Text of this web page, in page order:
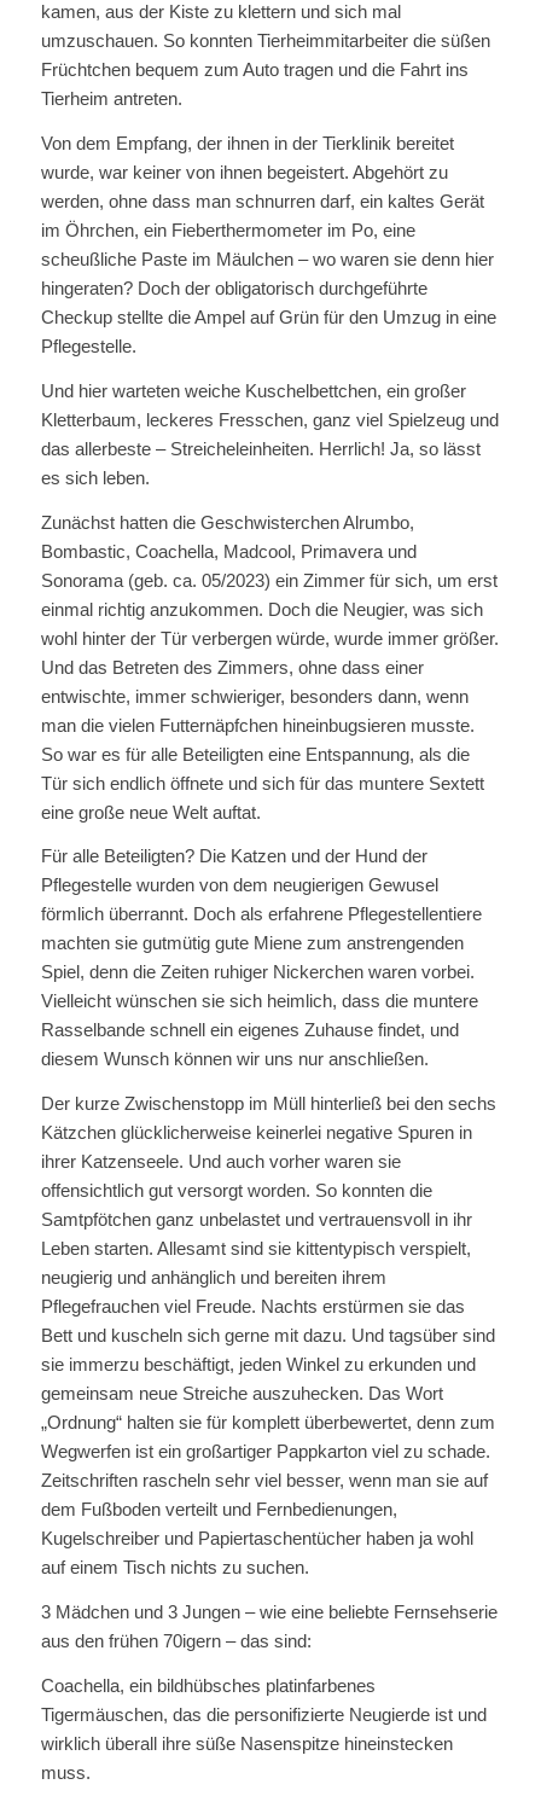
kamen, aus der Kiste zu klettern und sich mal
umzuschauen. So konnten Tierheimmitarbeiter die süßen
Früchtchen bequem zum Auto tragen und die Fahrt ins
Tierheim antreten.
Von dem Empfang, der ihnen in der Tierklinik bereitet
wurde, war keiner von ihnen begeistert. Abgehört zu
werden, ohne dass man schnurren darf, ein kaltes Gerät
im Öhrchen, ein Fieberthermometer im Po, eine
scheußliche Paste im Mäulchen – wo waren sie denn hier
hingeraten? Doch der obligatorisch durchgeführte
Checkup stellte die Ampel auf Grün für den Umzug in eine
Pflegestelle.
Und hier warteten weiche Kuschelbettchen, ein großer
Kletterbaum, leckeres Fresschen, ganz viel Spielzeug und
das allerbeste – Streicheleinheiten. Herrlich! Ja, so lässt
es sich leben.
Zunächst hatten die Geschwisterchen Alrumbo,
Bombastic, Coachella, Madcool, Primavera und
Sonorama (geb. ca. 05/2023) ein Zimmer für sich, um erst
einmal richtig anzukommen. Doch die Neugier, was sich
wohl hinter der Tür verbergen würde, wurde immer größer.
Und das Betreten des Zimmers, ohne dass einer
entwischte, immer schwieriger, besonders dann, wenn
man die vielen Futternäpfchen hineinbugsieren musste.
So war es für alle Beteiligten eine Entspannung, als die
Tür sich endlich öffnete und sich für das muntere Sextett
eine große neue Welt auftat.
Für alle Beteiligten? Die Katzen und der Hund der
Pflegestelle wurden von dem neugierigen Gewusel
förmlich überrannt. Doch als erfahrene Pflegestellentiere
machten sie gutmütig gute Miene zum anstrengenden
Spiel, denn die Zeiten ruhiger Nickerchen waren vorbei.
Vielleicht wünschen sie sich heimlich, dass die muntere
Rasselbande schnell ein eigenes Zuhause findet, und
diesem Wunsch können wir uns nur anschließen.
Der kurze Zwischenstopp im Müll hinterließ bei den sechs
Kätzchen glücklicherweise keinerlei negative Spuren in
ihrer Katzenseele. Und auch vorher waren sie
offensichtlich gut versorgt worden. So konnten die
Samtpfötchen ganz unbelastet und vertrauensvoll in ihr
Leben starten. Allesamt sind sie kittentypisch verspielt,
neugierig und anhänglich und bereiten ihrem
Pflegefrauchen viel Freude. Nachts erstürmen sie das
Bett und kuscheln sich gerne mit dazu. Und tagsüber sind
sie immerzu beschäftigt, jeden Winkel zu erkunden und
gemeinsam neue Streiche auszuhecken. Das Wort
„Ordnung“ halten sie für komplett überbewertet, denn zum
Wegwerfen ist ein großartiger Pappkarton viel zu schade.
Zeitschriften rascheln sehr viel besser, wenn man sie auf
dem Fußboden verteilt und Fernbedienungen,
Kugelschreiber und Papiertaschentücher haben ja wohl
auf einem Tisch nichts zu suchen.
3 Mädchen und 3 Jungen – wie eine beliebte Fernsehserie
aus den frühen 70igern – das sind:
Coachella, ein bildhübsches platinfarbenes
Tigermäuschen, das die personifizierte Neugierde ist und
wirklich überall ihre süße Nasenspitze hineinstecken
muss.